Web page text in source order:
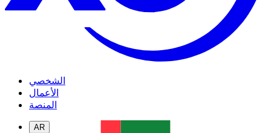
الشخصي
الأعمال
المنصة
AR